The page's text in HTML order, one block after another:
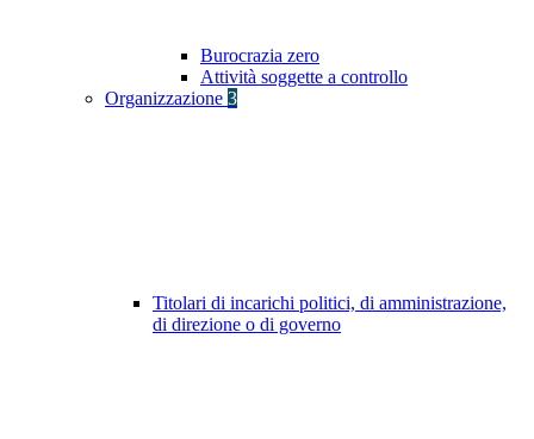
Burocrazia zero
Attività soggette a controllo
Organizzazione 3
Titolari di incarichi politici, di amministrazione,
di direzione o di governo